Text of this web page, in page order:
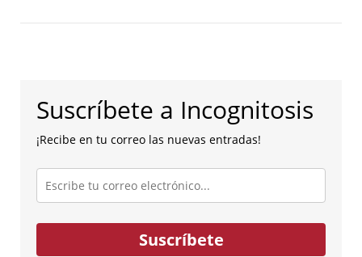
Suscríbete a Incognitosis
¡Recibe en tu correo las nuevas entradas!
Escribe
tu
correo
electrónico...
Suscríbete